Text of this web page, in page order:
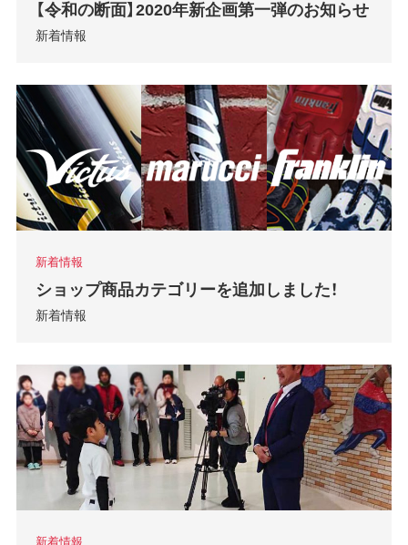
【令和の断面】2020年新企画第一弾のお知らせ
新着情報
新着情報
ショップ商品カテゴリーを追加しました！
新着情報
新着情報